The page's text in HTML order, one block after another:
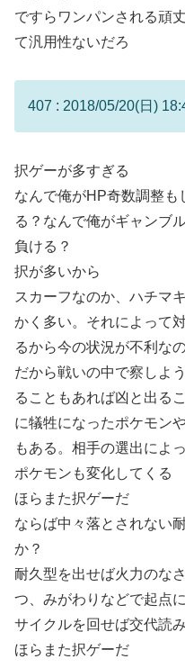
ですらワンパンされる頑
て汎用性ないだろ
407 : 2018/05/20(日)
択ゲーが多すぎる
なんで俺がHP奇数調整も
る？なんで俺がギャンブ
負ける？
択が多いから
スカーフなのか、ハチマ
かく多い。それによって
るから今の状況が不利な
だから戦いの中で察しよ
ることもあれば凶と出る
に犠牲になったポケモン
もある。相手の選出によ
ポケモンも変化してくる
ほらまた択ゲーだ
ならば中々落とされない
か？
耐久型を出せば火力のな
つ、みがわりなどで起点
サイクルを回せば交代読
ほらまた択ゲーだ